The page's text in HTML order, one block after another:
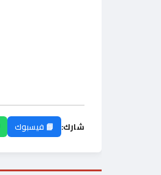
شارك: 📘 فيسبوك